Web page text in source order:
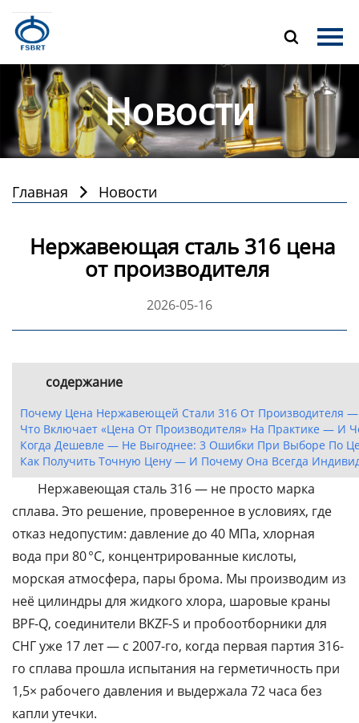

Главная
Продукция
О Нас
Новости
Новости
Главная  Новости
Нержавеющая сталь 316 цена
от производителя
2026-05-16
содержание
Почему Цена Нержавеющей Стали 316 От Производителя
Что Включает «цена От Производителя» На Практике — И
Когда Дешевле — Не Выгоднее: 3 Ошибки При Выборе По
Как Получить Точную Цену — И Почему Она Всегда
Нержавеющая сталь 316 — не просто марка
сплава. Это решение, проверенное в условиях, где
отказ недопустим: давление до 40 МПа, хлорная
вода при 80 °C, концентрированные кислоты,
морская атмосфера, пары брома. Мы производим из
неё цилиндры для жидкого хлора, шаровые краны
BPF-Q, соединители BKZF-S и пробоотборники для
СНГ уже 17 лет — с 2007-го, когда первая партия 316-
го сплава прошла испытания на герметичность при
1,5× рабочего давления и выдержала 72 часа без
капли утечки.